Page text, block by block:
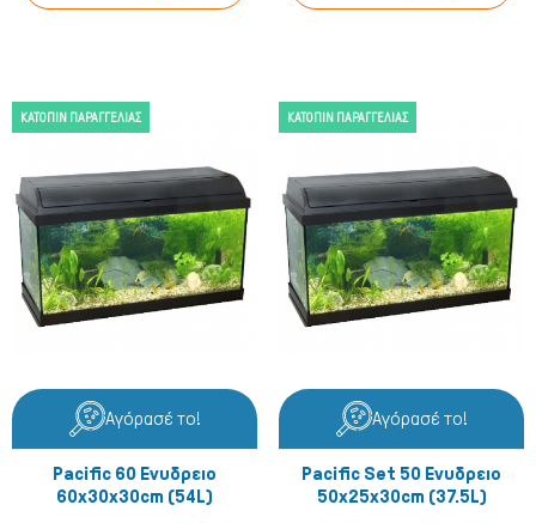
ΚΑΤΌΠΙΝ ΠΑΡΑΓΓΕΛΊΑΣ
Αγόρασέ το!
Pacific 60 Ενυδρειο
60x30x30cm (54L)
ΚΑΤΌΠΙΝ ΠΑΡΑΓΓΕΛΊΑΣ
Αγόρασέ το!
Pacific Set 50 Ενυδρειο
50x25x30cm (37.5L)